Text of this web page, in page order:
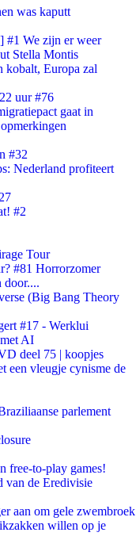
was kaputt
#1 We zijn er weer
Stella Montis
kobalt, Europa zal
uur #76
gaat in
#32
Nederland profiteert
#2
Tour
#81 Horrorzomer
door....
(Big Bang Theory
#17 - Werklui
AI
deel 75 | koopjes
een vleugje cynisme de
parlement
free-to-play games!
van de Eredivisie
aan om gele zwembroek
willen op je